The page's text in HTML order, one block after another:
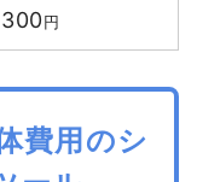
円
費用のシ